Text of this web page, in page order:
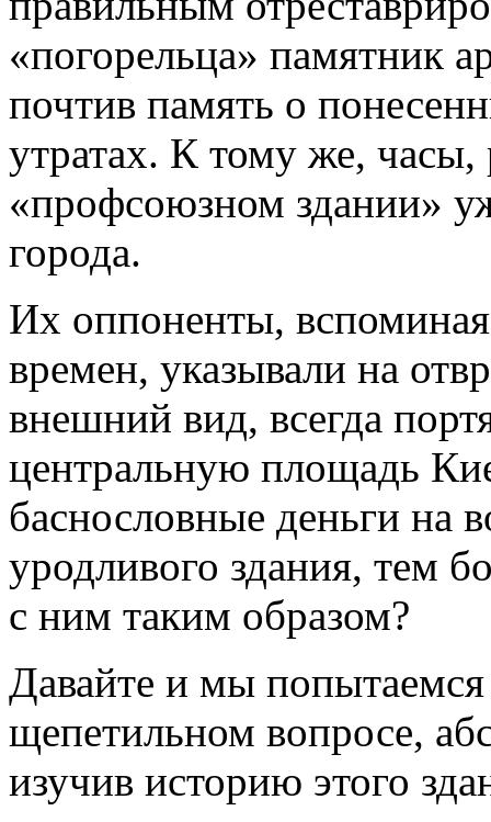
«погорельца» памятник
почтив память о
утратах. К тому же,
«профсоюзном здании»
города.
Их оппоненты,
времен, указывали на
внешний вид, всегда
центральную площадь
баснословные деньги на
уродливого здания, тем
с ним таким образом?
Давайте и мы попытаемся
щепетильном вопросе,
изучив историю этого